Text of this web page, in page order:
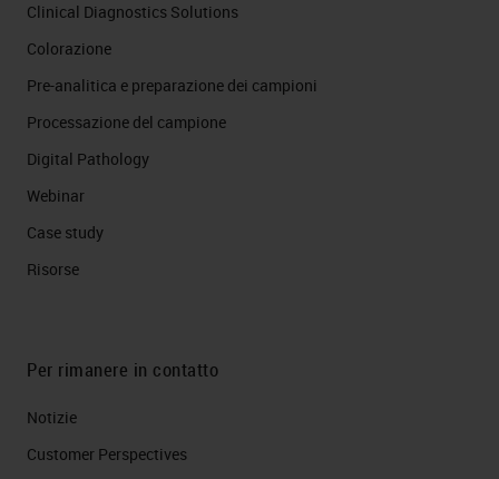
Clinical Diagnostics Solutions
Colorazione
Pre-analitica e preparazione dei campioni
Processazione del campione
Digital Pathology
Webinar
Case study
Risorse
Per rimanere in contatto
Notizie
Customer Perspectives​